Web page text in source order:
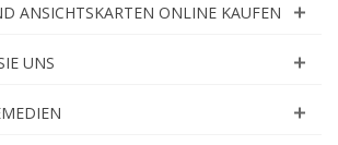
ANSICHTSKARTEN ONLINE KAUFEN
UNS